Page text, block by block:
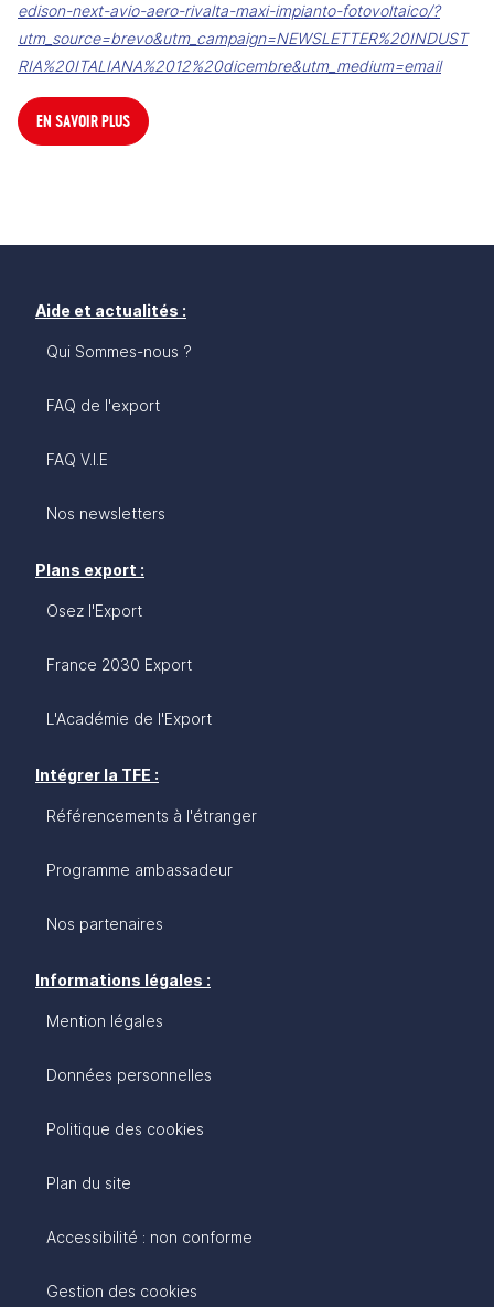
edison-next-avio-aero-rivalta-maxi-impianto-fotovoltaico/?
utm_source=brevo&utm_campaign=NEWSLETTER%20INDUST
RIA%20ITALIANA%2012%20dicembre&utm_medium=email
EN SAVOIR PLUS
Aide et actualités :
Qui Sommes-nous ?
FAQ de l'export
FAQ V.I.E
Nos newsletters
Plans export :
Osez l'Export
France 2030 Export
L'Académie de l'Export
Intégrer la TFE :
Référencements à l'étranger
Programme ambassadeur
Nos partenaires
Informations légales :
Mention légales
Données personnelles
Politique des cookies
Plan du site
Accessibilité : non conforme
Gestion des cookies